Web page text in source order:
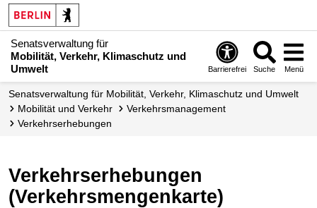
Senatsverwaltung für
Mobilität, Verkehr, Klimaschutz und
Umwelt
Barrierefrei Suche Menü
Senatsverwaltung für Mobilität, Verkehr, Klimaschutz und Umwelt
Mobilität und Verkehr
Verkehrs­management
Verkehrs­erhebungen
Verkehrserhebungen
(Verkehrsmengenkarte)